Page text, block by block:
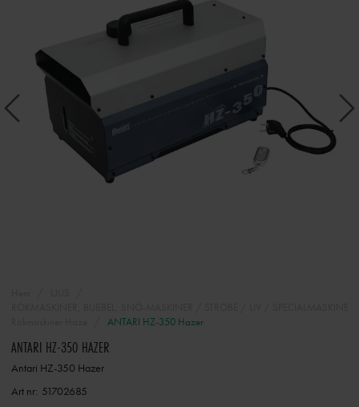
ANTARI HZ-350 Hazer
ANTARI HZ-350 HAZER
Antari HZ-350 Hazer
Art nr: 51702685